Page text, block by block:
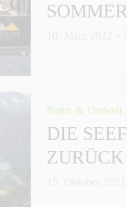
Natur & Umwelt
DIE